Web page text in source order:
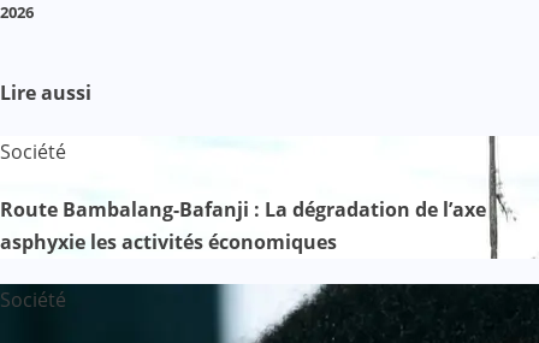
2026
Lire aussi
Société
Route Bambalang-Bafanji : La dégradation de l’axe
asphyxie les activités économiques
Société